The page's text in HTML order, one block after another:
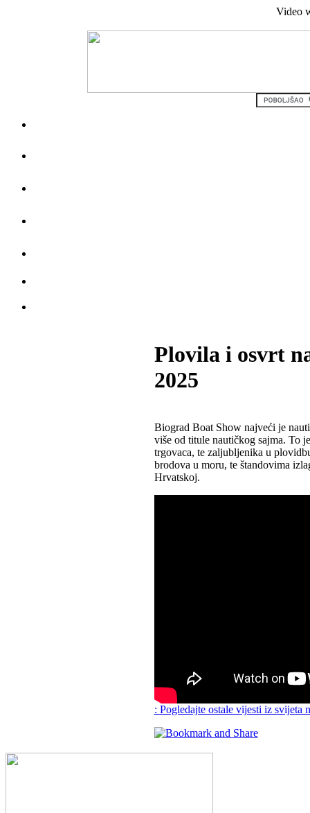
Video
Plovila i osvrt
2025
Biograd Boat Show najveći je
više od titule nautičkog sajma. To
trgovaca, te zaljubljenika u
brodova u moru, te štandovima
Hrvatskoj.
: Pogledajte ostale vijesti iz svijeta